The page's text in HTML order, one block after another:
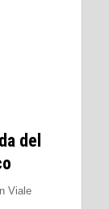
del
Viale